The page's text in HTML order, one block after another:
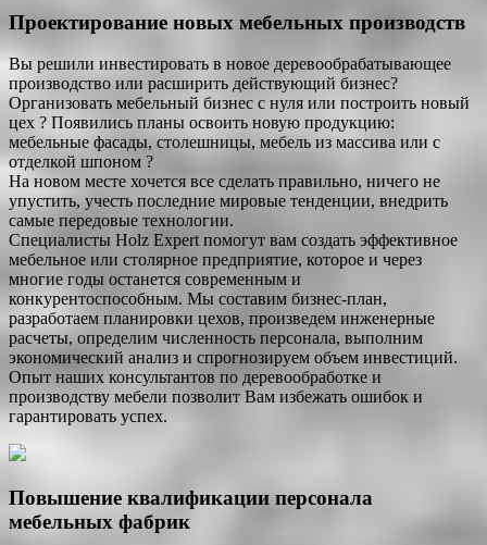
Проектирование новых мебельных производств
Вы решили инвестировать в новое деревообрабатывающее
производство или расширить действующий бизнес?
Организовать мебельный бизнес с нуля или построить новый
цех ? Появились планы освоить новую продукцию:
мебельные фасады, столешницы, мебель из массива или с
отделкой шпоном ?
На новом месте хочется все сделать правильно, ничего не
упустить, учесть последние мировые тенденции, внедрить
самые передовые технологии.
Специалисты Holz Expert помогут вам создать эффективное
мебельное или столярное предприятие, которое и через
многие годы останется современным и
конкурентоспособным. Мы составим бизнес-план,
разработаем планировки цехов, произведем инженерные
расчеты, определим численность персонала, выполним
экономический анализ и спрогнозируем объем инвестиций.
Опыт наших консультантов по деревообработке и
производству мебели позволит Вам избежать ошибок и
гарантировать успех.
Повышение квалификации персонала
мебельных фабрик